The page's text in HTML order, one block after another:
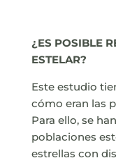
¿ES POSIBLE
ESTELAR?
Este estudio
cómo eran las
Para ello, se
poblaciones
estrellas con